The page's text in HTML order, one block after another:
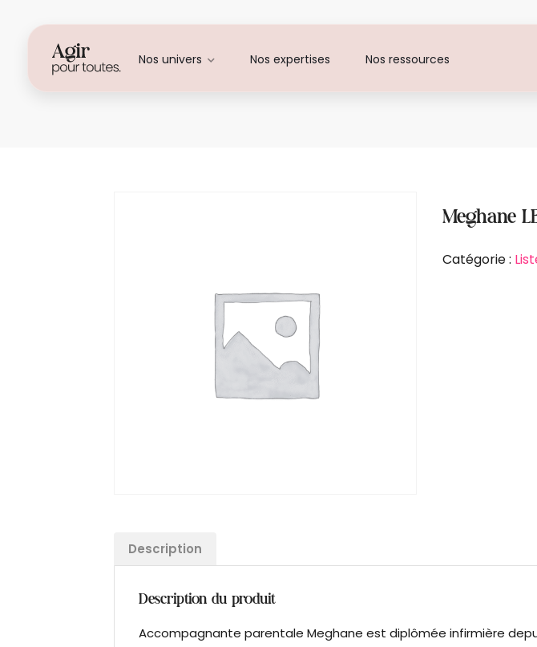
Nos univers Nos expertises Nos ressources
Meghane LEROUX
Meghane
Catégorie :
Description
Description du produit
Accompagnante parentale Meghane est diplômée infirmière